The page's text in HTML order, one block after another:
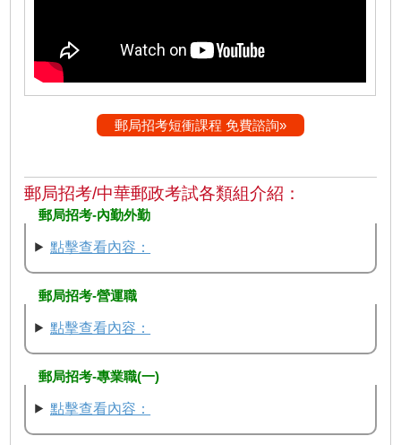
郵局招考短衝課程 免費諮詢»
郵局招考/中華郵政考試各類組介紹：
郵局招考-內勤外勤
點擊查看內容：
郵局招考-營運職
點擊查看內容：
郵局招考-專業職(一)
點擊查看內容：